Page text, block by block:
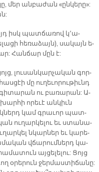
մեր ան­բա­ժան «ըն­կե­րը»:
իսկ պատ­ճա­ռով կ՚ա­
հե­ռա­ձայն), սա­կայն ե­
Հան­ճար մըն է:
լու­սան­կար­չա­կան գոր­
մը ու­ղե­ւո­րու­թիւնդ
ու բա­ռա­րան: Ա­
ո­րե­ւէ ան­կիւն
կամ գրա­ւոր պատ­
ու­ղար­կե­լու եւ ստա­նա­
նկար­ներ եւ կա­րե­
վճա­րում­ներդ կա­
այ­ցե­լե­լու: Ցոյց
օ­րե­րուն ջեր­մաս­տի­ճա­նը: